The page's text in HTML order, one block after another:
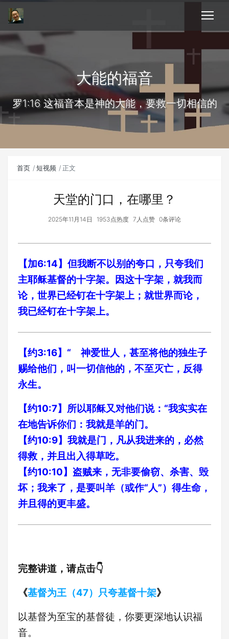
大能的福音
罗1:16 这福音本是神的大能，要救一切相信的
首页 短视频 正文
天堂的门口，在哪里？
2025年11月14日 1953点热度 7人点赞 0条评论
【加6:14】但我断不以别的夸口，只夸我们
主耶稣基督的十字架。因这十字架，就我而
论，世界已经钉在十字架上；就世界而论，
我已经钉在十字架上。
【约3:16】“ 神爱世人，甚至将他的独生子
赐给他们，叫一切信他的，不至灭亡，反得
永生。
【约10:7】所以耶稣又对他们说：“我实实在
在地告诉你们：我就是羊的门。
【约10:9】我就是门，凡从我进来的，必然
得救，并且出入得草吃。
【约10:10】盗贼来，无非要偷窃、杀害、毁
坏；我来了，是要叫羊（或作“人”）得生命，
并且得的更丰盛。
完整讲道，请点击👇
《基督为王（47）只夸基督十架》
以基督为至宝的基督徒，你要更深地认识福
音。